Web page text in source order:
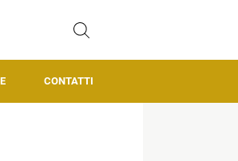
CONTATTI